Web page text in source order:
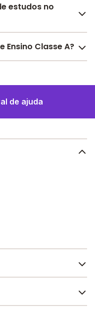
física,5.0em
e4.9 em
toda a estrutura
de
larga, Internet,
estudos no
Escola e
Ensino Classe A?
de ajuda